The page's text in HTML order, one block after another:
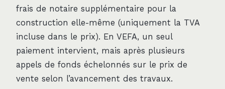
frais de notaire supplémentaire pour la
construction elle-même (uniquement la TVA
incluse dans le prix). En VEFA, un seul
paiement intervient, mais après plusieurs
appels de fonds échelonnés sur le prix de
vente selon l’avancement des travaux.